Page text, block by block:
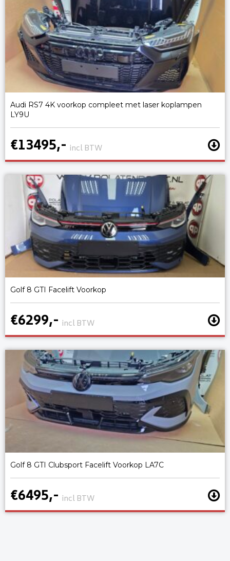
Audi RS7 4K voorkop compleet met laser koplampen
LY9U
€13495,- incl BTW
Golf 8 GTI Facelift Voorkop
€6299,- incl BTW
Golf 8 GTI Clubsport Facelift Voorkop LA7C
€6495,- incl BTW